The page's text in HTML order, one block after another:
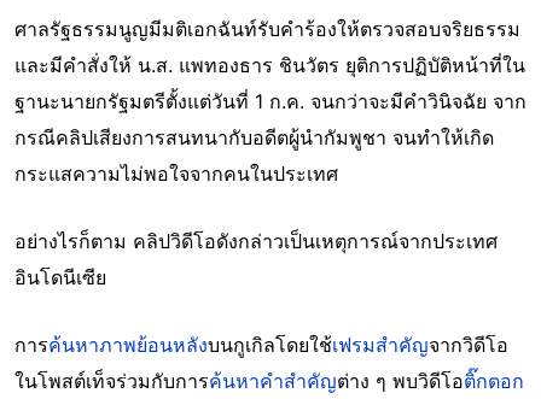
ศาลรัฐธรรมนูญมีมติเอกฉันท์รับคำร้องให้ตรวจสอบจริยธรรม
และมีคำสั่งให้ น.ส. แพทองธาร ชินวัตร ยุติการปฏิบัติหน้าที่ใน
ฐานะนายกรัฐมตรีตั้งแต่วันที่ 1 ก.ค. จนกว่าจะมีคำวินิจฉัย จาก
กรณีคลิปเสียงการสนทนากับอดีตผู้นำกัมพูชา จนทำให้เกิด
กระแสความไม่พอใจจากคนในประเทศ
อย่างไรก็ตาม คลิปวิดีโอดังกล่าวเป็นเหตุการณ์จากประเทศ
อินโดนีเซีย
การค้นหาภาพย้อนหลังบนกูเกิลโดยใช้เฟรมสำคัญจากวิดีโอ
ในโพสต์เท็จร่วมกับการค้นหาคำสำคัญต่าง ๆ พบวิดีโอติ๊กตอก